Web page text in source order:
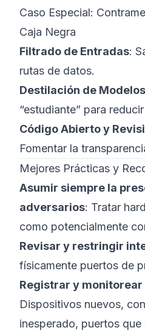
Caso Especial:
Caja Negra
Filtrado de Entradas:
rutas de datos.
Destilación de Modelos
“estudiante” para
Código Abierto y
Fomentar la
Mejores Prácticas y
Asumir siempre la
adversarios: Tratar
como potencialmente
Revisar y restringir
físicamente puertos de
Registrar y
Dispositivos nuevos,
inesperado, puertos que